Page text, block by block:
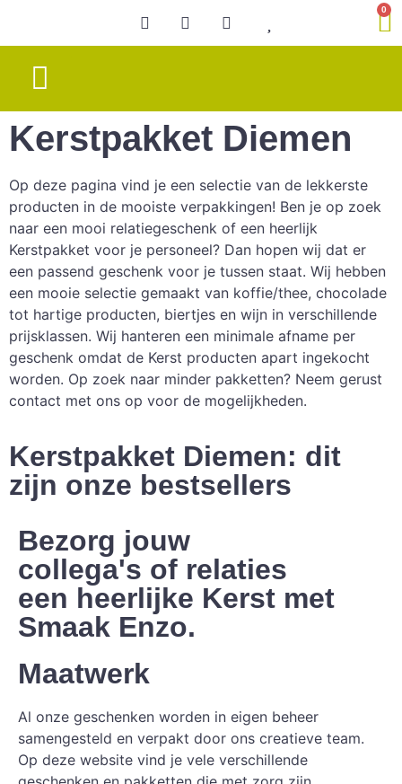
0
Kerstpakket Diemen
Op deze pagina vind je een selectie van de lekkerste
producten in de mooiste verpakkingen! Ben je op zoek
naar een mooi relatiegeschenk of een heerlijk
Kerstpakket voor je personeel? Dan hopen wij dat er
een passend geschenk voor je tussen staat. Wij hebben
een mooie selectie gemaakt van koffie/thee, chocolade
tot hartige producten, biertjes en wijn in verschillende
prijsklassen. Wij hanteren een minimale afname per
geschenk omdat de Kerst producten apart ingekocht
worden. Op zoek naar minder pakketten? Neem gerust
contact met ons op voor de mogelijkheden.
Kerstpakket Diemen: dit
zijn onze bestsellers
Bezorg jouw
collega's of relaties
een heerlijke Kerst met
Smaak Enzo.
Maatwerk
Al onze geschenken worden in eigen beheer
samengesteld en verpakt door ons creatieve team.
Op deze website vind je vele verschillende